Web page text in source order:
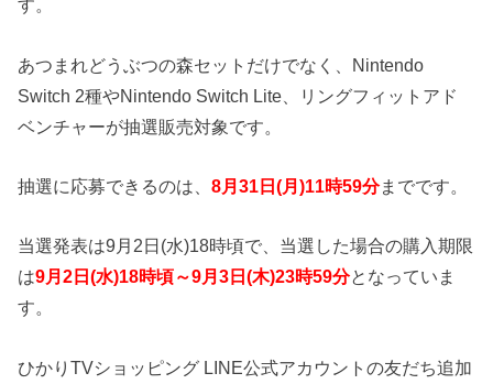
す。
あつまれどうぶつの森セットだけでなく、Nintendo
Switch 2種やNintendo Switch Lite、リングフィットアド
ベンチャーが抽選販売対象です。
抽選に応募できるのは、8月31日(月)11時59分までです。
当選発表は9月2日(水)18時頃で、当選した場合の購入期限
は9月2日(水)18時頃～9月3日(木)23時59分となっていま
す。
ひかりTVショッピング LINE公式アカウントの友だち追加